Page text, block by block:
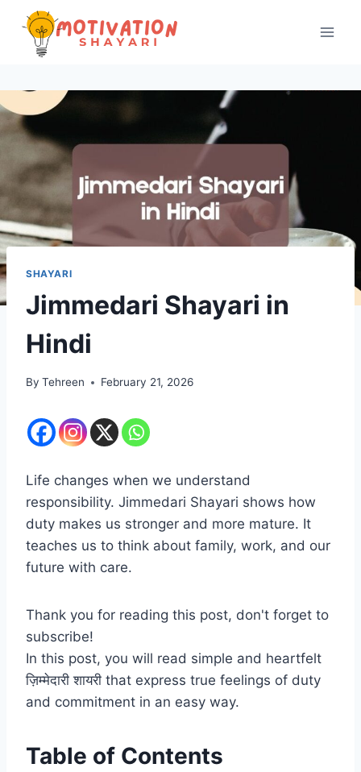
content
SHAYARI
Jimmedari Shayari in
Hindi
By Tehreen February 21, 2026
Life changes when we understand
responsibility. Jimmedari Shayari shows how
duty makes us stronger and more mature. It
teaches us to think about family, work, and our
future with care.
Thank you for reading this post, don't forget to
subscribe!
In this post, you will read simple and heartfelt
ज़िम्मेदारी शायरी that express true feelings of duty
and commitment in an easy way.
Table of Contents